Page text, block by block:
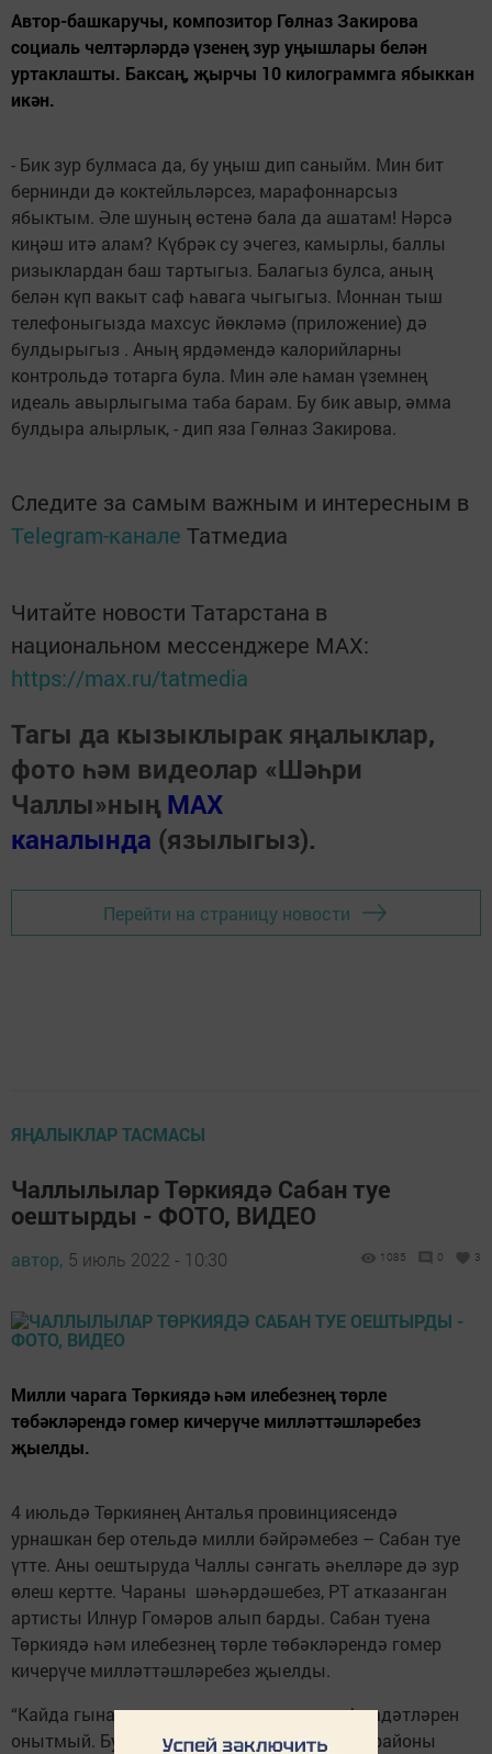
Автор-башкаручы, композитор Гөлназ Закирова
социаль челтәрләрдә үзенең зур уңышлары белән
уртаклашты. Баксаң, җырчы 10 килограммга ябыккан
икән.
- Бик зур булмаса да, бу уңыш дип саныйм. Мин бит
бернинди дә коктейльләрсез, марафоннарсыз
ябыктым. Әле шуның өстенә бала да ашатам! Нәрсә
киңәш итә алам? Күбрәк су эчегез, камырлы, баллы
ризыклардан баш тартыгыз. Балагыз булса, аның
белән күп вакыт саф һавага чыгыгыз. Моннан тыш
телефоныгызда махсус йөкләмә (приложение) дә
булдырыгыз . Аның ярдәмендә калорийларны
контрольдә тотарга була. Мин әле һаман үземнең
идеаль авырлыгыма таба барам. Бу бик авыр, әмма
булдыра алырлык, - дип яза Гөлназ Закирова.
Следите за самым важным и интересным в
Telegram-канале Татмедиа
Читайте новости Татарстана в
национальном мессенджере MАХ:
https://max.ru/tatmedia
Тагы да кызыклырак яңалыклар,
фото һәм видеолар «Шәһри
Чаллы»ның MAX
каналында (язылыгыз).
Перейти на страницу новости
ЯҢАЛЫКЛАР ТАСМАСЫ
Чаллылылар Төркиядә Сабан туе
оештырды - ФОТО, ВИДЕО
автор, 5 июль 2022 - 10:30 1085 0 3
Милли чарага Төркиядә һәм илебезнең төрле
төбәкләрендә гомер кичерүче милләттәшләребез
җыелды.
4 июльдә Төркиянең Анталья провинциясендә
урнашкан бер отельдә милли бәйрәмебез – Сабан туе
үтте. Аны оештыруда Чаллы сәнгать әһелләре дә зур
өлеш кертте. Чараны шәһәрдәшебез, РТ атказанган
артисты Илнур Гомәров алып барды. Сабан туена
Төркиядә һәм илебезнең төрле төбәкләрендә гомер
кичерүче милләттәшләребез җыелды.
“Кайда гына яшәсә дә, татарлар үз гөреф-гадәтләрен
онытмый. Бу чараны да үзебезнең Сарман районы